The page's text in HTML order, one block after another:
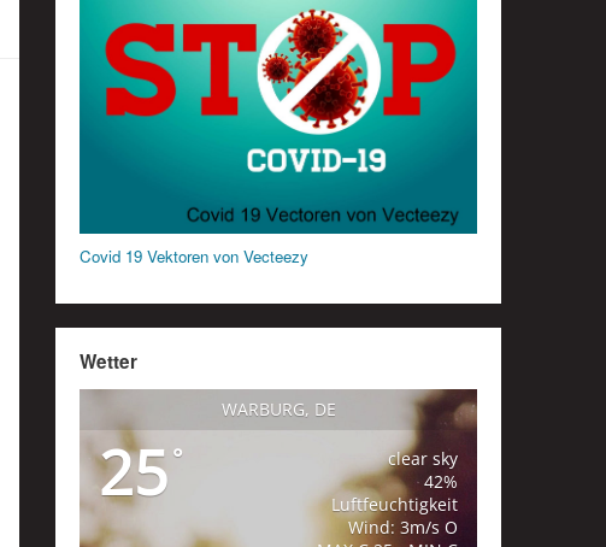
Covid 19 Vektoren von Vecteezy
Wetter
WARBURG, DE
25°
clear sky
42%
Luftfeuchtigkeit
Wind: 3m/s O